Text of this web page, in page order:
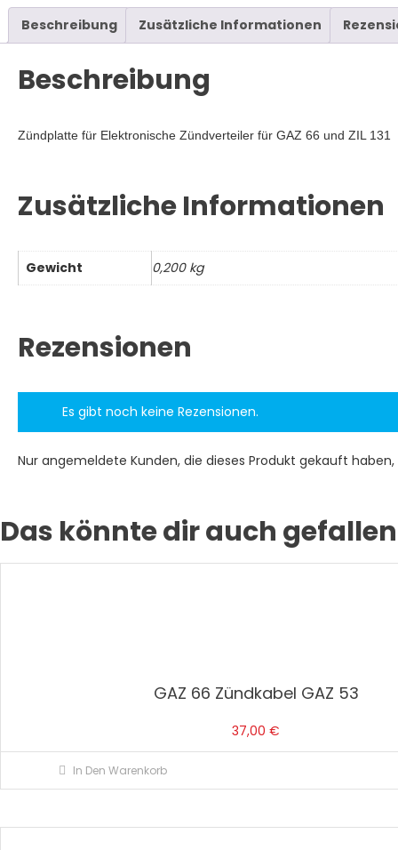
131
Menge
Beschreibung Zusätzliche Informationen
Beschreibung
Zündplatte für Elektronische Zündverteiler für GAZ 66 und ZIL
Zusätzliche Informationen
Gewicht 0,200 kg
Rezensionen
Es gibt noch keine Rezensionen.
Nur angemeldete Kunden, die dieses Produkt gekauft
Das könnte dir auch
GAZ 66 Zündkabel GAZ 53
37,00 €
In Den Warenkorb